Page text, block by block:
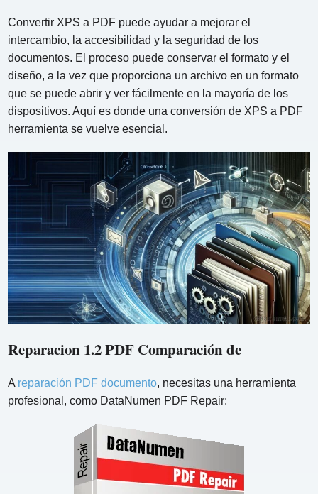
Convertir XPS a PDF puede ayudar a mejorar el
intercambio, la accesibilidad y la seguridad de los
documentos. El proceso puede conservar el formato y el
diseño, a la vez que proporciona un archivo en un formato
que se puede abrir y ver fácilmente en la mayoría de los
dispositivos. Aquí es donde una conversión de XPS a PDF
herramienta se vuelve esencial.
Reparacion 1.2 PDF Comparación de
A reparación PDF documento, necesitas una herramienta
profesional, como DataNumen PDF Repair: